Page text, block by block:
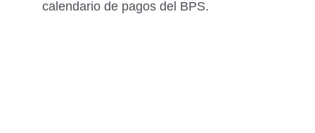
calendario de pagos del BPS.